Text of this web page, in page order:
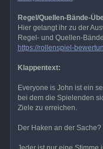
Regel/Quellen-Bände-
Hier gelangt ihr zu der
Regel- und Quellen-
https://rollenspiel-
Klappentext:
Everyone is John ist ein
bei dem die Spielenden
Ziele zu erreichen.
Der Haken an der Sache?